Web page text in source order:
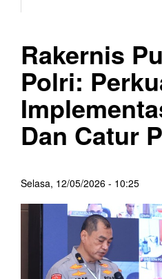
Rakernis
Polri:
Dan Catur
Selasa, 12/05/2026 - 10:25